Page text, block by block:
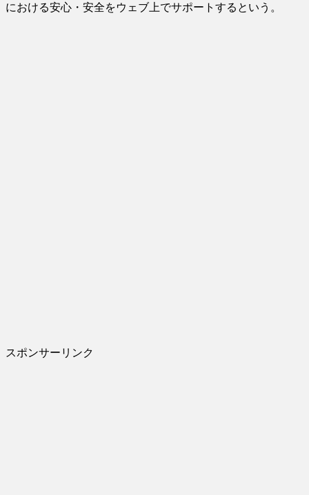
における安心・安全をウェブ上でサポートするという。
スポンサーリンク